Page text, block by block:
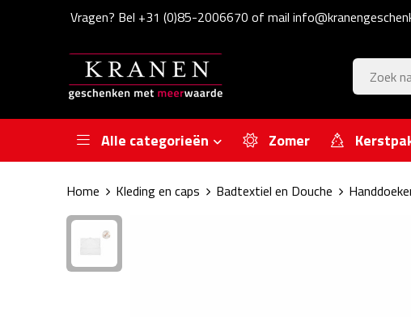
Vragen? Bel +31 (0)85-2006670 of mail
Alle categorieën Zomer
Home Kleding en caps Badtextiel en Douche